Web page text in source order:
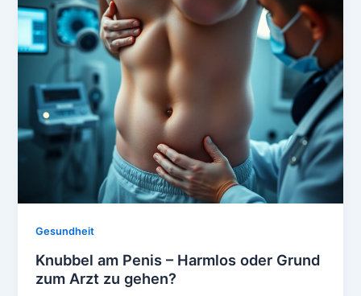
Gesundheit
Knubbel am Penis – Harmlos oder Grund
zum Arzt zu gehen?